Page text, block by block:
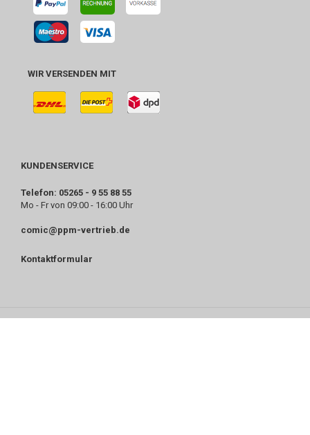
WIR VERSENDEN MIT
KUNDENSERVICE
Telefon: 05265 - 9 55 88 55
Mo - Fr von 09:00 - 16:00 Uhr
comic@ppm-vertrieb.de
Kontaktformular